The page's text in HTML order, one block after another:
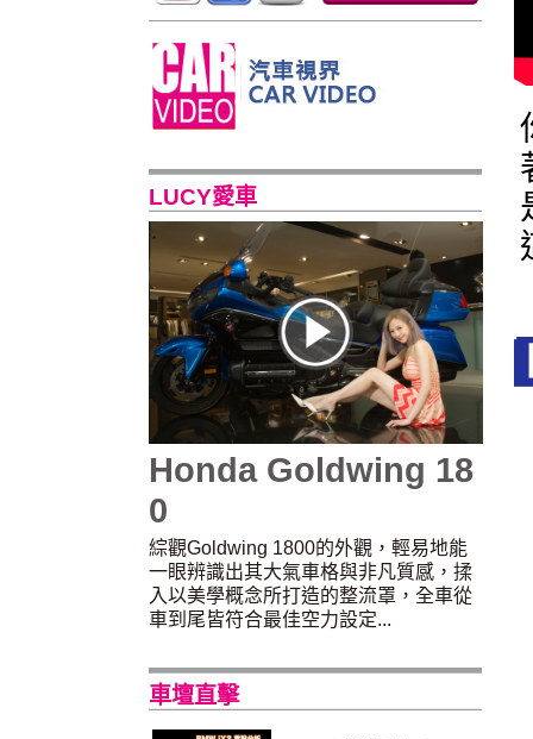
LUCY愛車
Honda Goldwing 18
0
綜觀Goldwing 1800的外觀，輕易地能
一眼辨識出其大氣車格與非凡質感，揉
入以美學概念所打造的整流罩，全車從
車到尾皆符合最佳空力設定...
車壇直擊